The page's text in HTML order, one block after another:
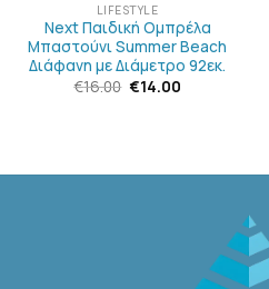
LIFESTYLE
Next Παιδική Ομπρέλα
Μπαστούνι Summer Beach
Διάφανη με Διάμετρο 92εκ.
€16.00 Original
€14.00Η